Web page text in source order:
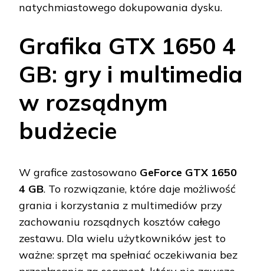
natychmiastowego dokupowania dysku.
Grafika GTX 1650 4
GB: gry i multimedia
w rozsądnym
budżecie
W grafice zastosowano GeForce GTX 1650
4 GB. To rozwiązanie, które daje możliwość
grania i korzystania z multimediów przy
zachowaniu rozsądnych kosztów całego
zestawu. Dla wielu użytkowników jest to
ważne: sprzęt ma spełniać oczekiwania bez